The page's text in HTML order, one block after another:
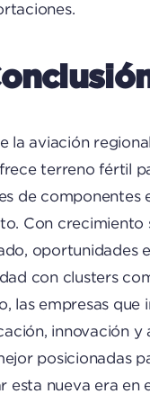
la aviación
terreno fértil
de componentes
Con crecimiento
oportunidades
con clusters
las empresas que
innovación y
posicionadas
esta nueva era en